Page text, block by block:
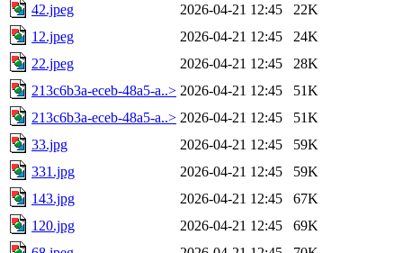
42.jpeg
2026-04-21 12:45
22K
12.jpeg
2026-04-21 12:45
24K
22.jpeg
2026-04-21 12:45
28K
213c6b3a-eceb-48a5-a..> 2026-04-21 12:45
51K
213c6b3a-eceb-48a5-a..> 2026-04-21 12:45
51K
33.jpg
2026-04-21 12:45
59K
331.jpg
2026-04-21 12:45
59K
143.jpg
2026-04-21 12:45
67K
120.jpg
2026-04-21 12:45
69K